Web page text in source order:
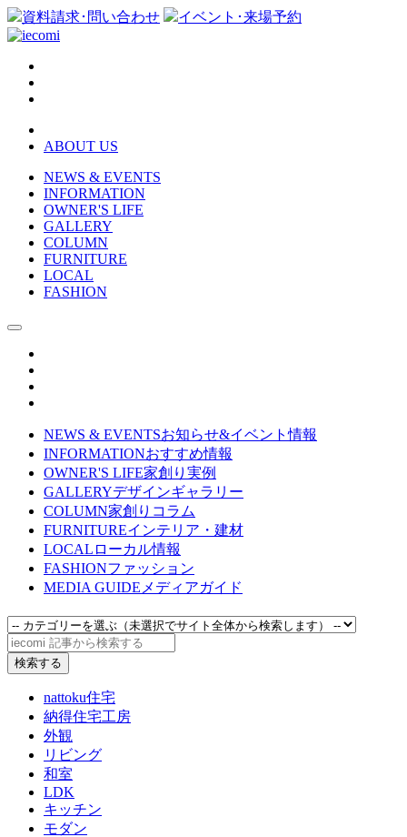
資料請求･問い合わせ イベント･来場予約
ABOUT US
NEWS & EVENTS
INFORMATION
OWNER'S LIFE
GALLERY
COLUMN
FURNITURE
LOCAL
FASHION
NEWS & EVENTSお知らせ&イベント情報
INFORMATIONおすすめ情報
OWNER'S LIFE家創り実例
GALLERYデザインギャラリー
COLUMN家創りコラム
FURNITUREインテリア・建材
LOCAL ローカル情報
FASHIONファッション
MEDIA GUIDE メディアガイド
nattoku住宅
納得住宅工房
外観
リビング
和室
LDK
キッチン
モダン